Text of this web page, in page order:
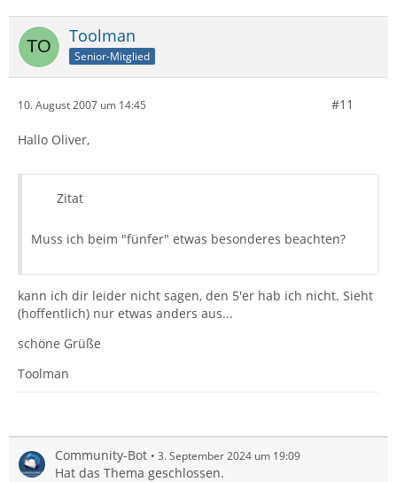
Toolman
Senior-Mitglied
10. August 2007 um 14:45 #11
Hallo Oliver,
Zitat
Muss ich beim "fünfer" etwas besonderes beachten?
kann ich dir leider nicht sagen, den 5'er hab ich nicht. Sieht
(hoffentlich) nur etwas anders aus...
schöne Grüße
Toolman
Community-Bot 3. September 2024 um 19:09
Hat das Thema geschlossen.